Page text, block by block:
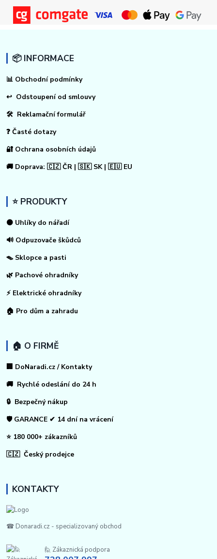
📦 INFORMACE
📊 Obchodní podmínky
↩ Odstoupení od smlouvy
🛠 Reklamační formulář
❓ Časté dotazy
🔐 Ochrana osobních údajů
🚚 Doprava: 🇨🇿 ČR | 🇸🇰 SK | 🇪🇺 EU
⭐ PRODUKTY
⚫ Uhlíky do nářadí
🔊 Odpuzovače škůdců
🪤 Sklopce a pasti
🌿 Pachové ohradníky
⚡ Elektrické ohradníky
🏠 Pro dům a zahradu
🏠 O FIRMĚ
🏢 DoNaradi.cz / Kontakty
🚚 Rychlé odeslání do 24 h
🔒 Bezpečný nákup
🛡️ GARANCE ✔ 14 dní na vrácení
⭐ 180 000+ zákazníků
🇨🇿 Český prodejce
KONTAKTY
☎ Donaradi.cz - specializovaný obchod
🙋 Zákaznická podpora